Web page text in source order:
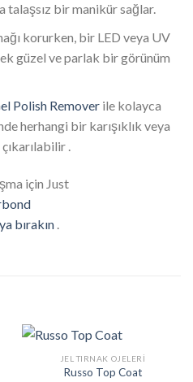
bir manikür sağlar.
korurken, bir LED veya UV
güzel ve parlak bir görünüm
Polish Removerile kolayca
herhangi bir karışıklık veya
çıkarılabilir .
için Just
bırakın .
JEL TIRNAK OJELERI
Russo Top Coat